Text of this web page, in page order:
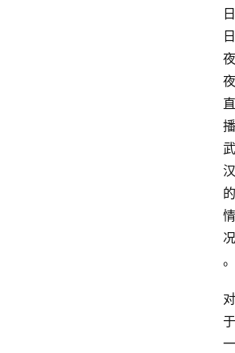
日
日
夜
夜
直
播
武
汉
的
情
况
。
对
于
一